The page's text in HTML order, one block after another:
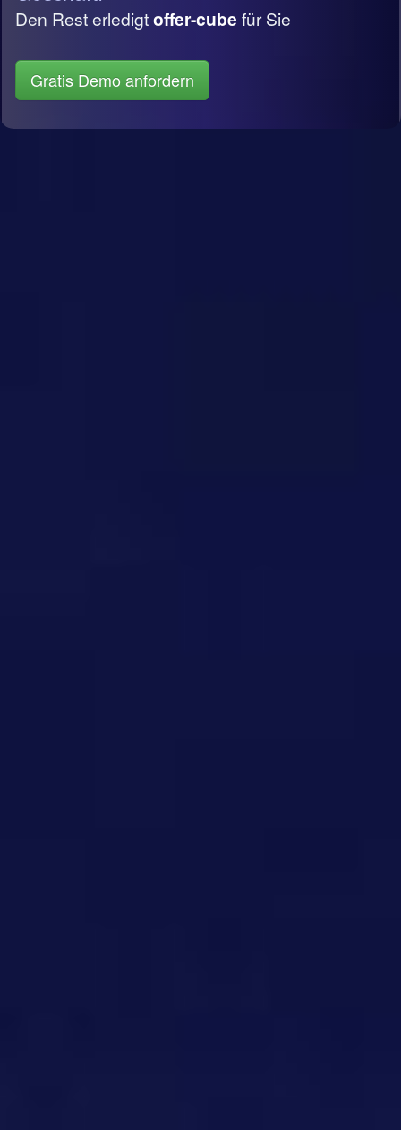
Den Rest erledigtoffer-cube für Sie
Gratis Demo anfordern